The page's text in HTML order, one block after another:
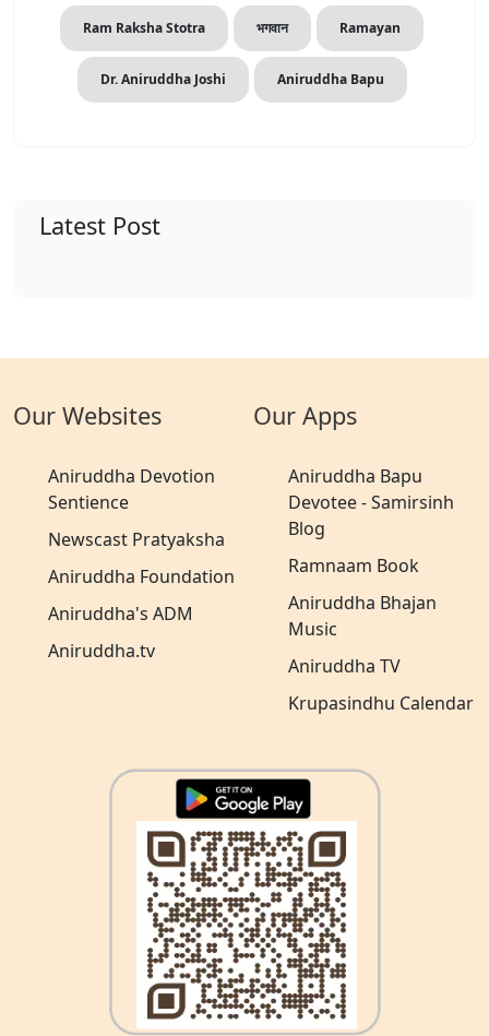
Ram Raksha Stotra भगवान Ramayan
Dr. Aniruddha Joshi Aniruddha Bapu
Latest Post
Our Websites
Aniruddha Devotion
Sentience
Newscast Pratyaksha
Aniruddha Foundation
Aniruddha's ADM
Aniruddha.tv
Our Apps
Aniruddha Bapu
Devotee - Samirsinh
Blog
Ramnaam Book
Aniruddha Bhajan
Music
Aniruddha TV
Krupasindhu Calendar